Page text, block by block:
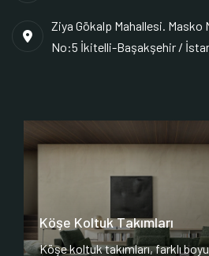
Ziya Gökalp Mahallesi. Masko
No:5 İkitelli-Başakşehir /
Köşe Koltuk Takımları
Köşe koltuk takımları, farklı